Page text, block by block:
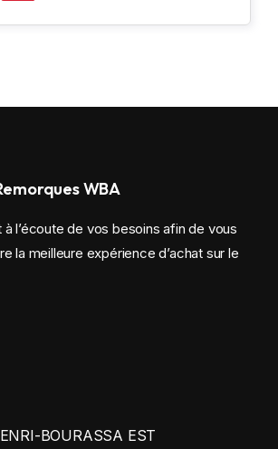
WBA
l’écoute de vos besoins afin de vous
la meilleure expérience d’achat sur le
BOURASSA EST